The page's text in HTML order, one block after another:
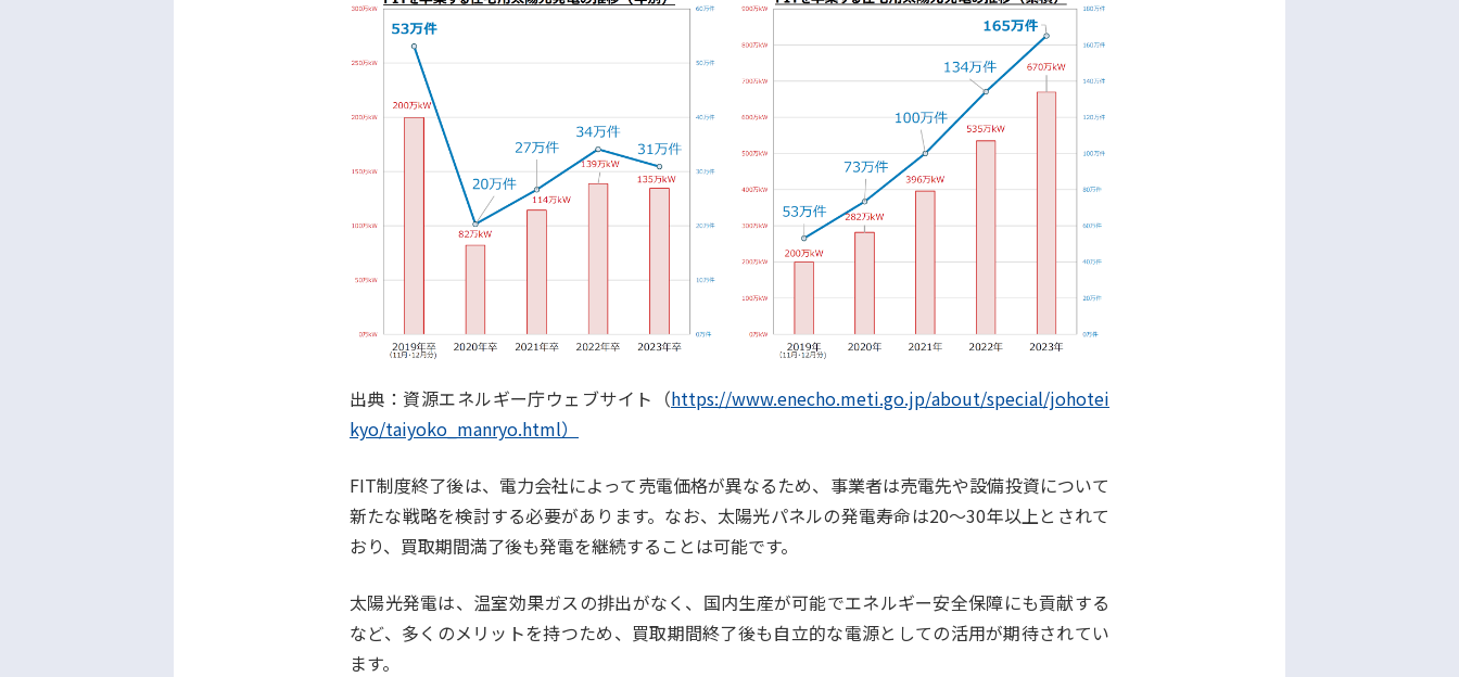
出典：資源エネルギー庁ウェブサイト（https://www.enecho.meti.go.jp/about/special/johotei
kyo/taiyoko_manryo.html）
FIT制度終了後は、電力会社によって売電価格が異なるため、事業者は売電先や設備投資について
新たな戦略を検討する必要があります。なお、太陽光パネルの発電寿命は20～30年以上とされて
おり、買取期間満了後も発電を継続することは可能です。
太陽光発電は、温室効果ガスの排出がなく、国内生産が可能でエネルギー安全保障にも貢献する
など、多くのメリットを持つため、買取期間終了後も自立的な電源としての活用が期待されてい
ます。